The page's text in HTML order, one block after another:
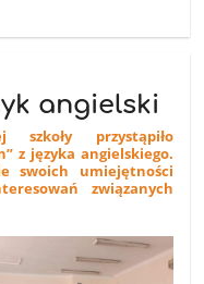
angielski
przystąpiło
z języka angielskiego.
swoich umiejętności
związanych